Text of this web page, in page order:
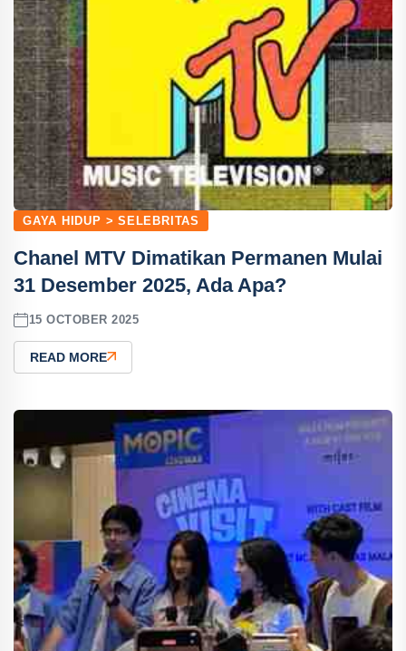
GAYA HIDUP > SELEBRITAS
Chanel MTV Dimatikan Permanen Mulai
31 Desember 2025, Ada Apa?
15 OCTOBER 2025
READ MORE